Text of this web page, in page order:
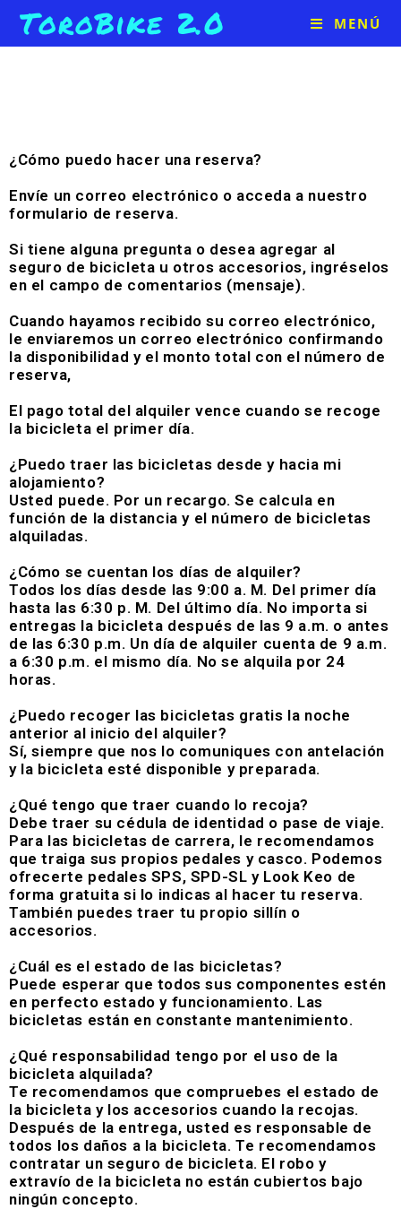
ToroBike 2.0 MENÚ
¿Cómo puedo hacer una reserva?
Envíe un correo electrónico o acceda a nuestro
formulario de reserva.
Si tiene alguna pregunta o desea agregar al
seguro de bicicleta u otros accesorios, ingréselos
en el campo de comentarios (mensaje).
Cuando hayamos recibido su correo electrónico,
le enviaremos un correo electrónico confirmando
la disponibilidad y el monto total con el número de
reserva,
El pago total del alquiler vence cuando se recoge
la bicicleta el primer día.
¿Puedo traer las bicicletas desde y hacia mi
alojamiento?
Usted puede. Por un recargo. Se calcula en
función de la distancia y el número de bicicletas
alquiladas.
¿Cómo se cuentan los días de alquiler?
Todos los días desde las 9:00 a. M. Del primer día
hasta las 6:30 p. M. Del último día. No importa si
entregas la bicicleta después de las 9 a.m. o antes
de las 6:30 p.m. Un día de alquiler cuenta de 9 a.m.
a 6:30 p.m. el mismo día. No se alquila por 24
horas.
¿Puedo recoger las bicicletas gratis la noche
anterior al inicio del alquiler?
Sí, siempre que nos lo comuniques con antelación
y la bicicleta esté disponible y preparada.
¿Qué tengo que traer cuando lo recoja?
Debe traer su cédula de identidad o pase de viaje.
Para las bicicletas de carrera, le recomendamos
que traiga sus propios pedales y casco. Podemos
ofrecerte pedales SPS, SPD-SL y Look Keo de
forma gratuita si lo indicas al hacer tu reserva.
También puedes traer tu propio sillín o
accesorios.
¿Cuál es el estado de las bicicletas?
Puede esperar que todos sus componentes estén
en perfecto estado y funcionamiento. Las
bicicletas están en constante mantenimiento.
¿Qué responsabilidad tengo por el uso de la
bicicleta alquilada?
Te recomendamos que compruebes el estado de
la bicicleta y los accesorios cuando la recojas.
Después de la entrega, usted es responsable de
todos los daños a la bicicleta. Te recomendamos
contratar un seguro de bicicleta. El robo y
extravío de la bicicleta no están cubiertos bajo
ningún concepto.